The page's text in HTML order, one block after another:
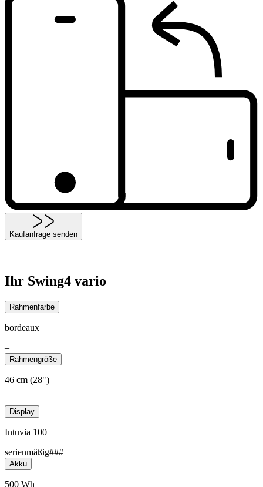
Kaufanfrage senden
Ihr Swing4 vario
Rahmenfarbe
bordeaux
–
Rahmengröße
46 cm (28")
–
Display
Intuvia 100
serienmäßig###
Akku
500 Wh